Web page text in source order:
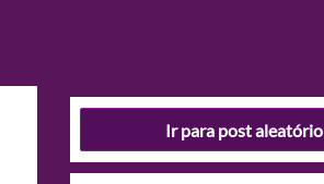
Ir para post aleatório